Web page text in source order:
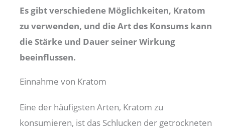
Es gibt verschiedene Möglichkeiten, Kratom
zu verwenden, und die Art des Konsums kann
die Stärke und Dauer seiner Wirkung
beeinflussen.
Einnahme von Kratom
Eine der häufigsten Arten, Kratom zu
konsumieren, ist das Schlucken der getrockneten